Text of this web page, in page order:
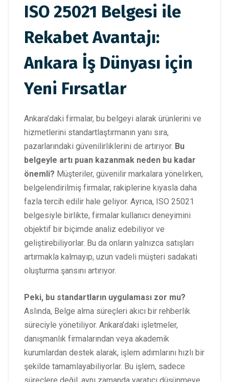
ISO 25021 Belgesi ile
Rekabet Avantajı:
Ankara İş Dünyası için
Yeni Fırsatlar
Ankara’daki firmalar, bu belgeyi alarak ürünlerini ve
hizmetlerini standartlaştırmanın yanı sıra,
pazarlarındaki güvenilirliklerini de artırıyor. Bu
belgeyle artı puan kazanmak neden bu kadar
önemli? Müşteriler, güvenilir markalara yönelirken,
belgelendirilmiş firmalar, rakiplerine kıyasla daha
fazla tercih edilir hale geliyor. Ayrıca, ISO 25021
belgesiyle birlikte, firmalar kullanıcı deneyimini
objektif bir biçimde analiz edebiliyor ve
geliştirebiliyorlar. Bu da onların yalnızca satışları
artırmakla kalmayıp, uzun vadeli müşteri sadakati
oluşturma şansını artırıyor.
Peki, bu standartların uygulaması zor mu?
Aslında, Belge alma süreçleri akıcı bir rehberlik
süreciyle yönetiliyor. Ankara’daki işletmeler,
danışmanlık firmalarından veya akademik
kurumlardan destek alarak, işlem adımlarını hızlı bir
şekilde tamamlayabiliyorlar. Bu işlem, sadece